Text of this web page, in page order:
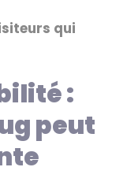
qui
:
peut